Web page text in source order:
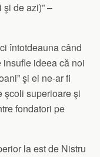
de azi)” –
întotdeauna când
ideea că noi
şi ei ne-ar fi
şcoli superioare şi
fondatori pe
la est de Nistru